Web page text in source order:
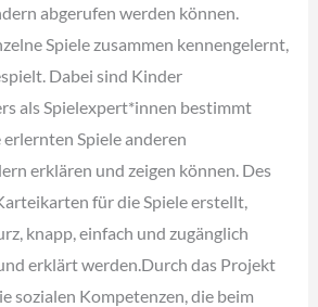
abgerufen werden können.
Spiele zusammen kennengelernt,
Dabei sind Kinder
als Spielexpert*innen bestimmt
Spiele anderen
erklären und zeigen können. Des
für die Spiele erstellt,
knapp, einfach und zugänglich
erklärt werden.Durch das Projekt
sozialen Kompetenzen, die beim